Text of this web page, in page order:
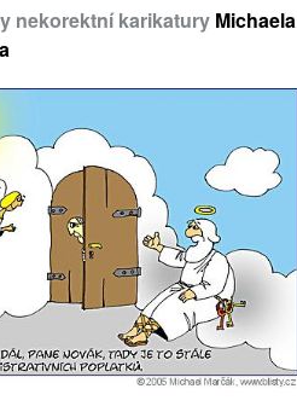
nekorektní karikatury Michaela